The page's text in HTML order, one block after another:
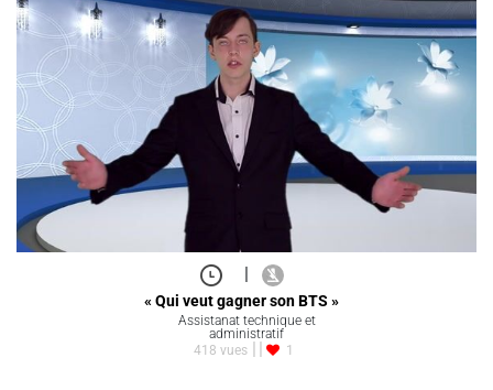
|
« Qui veut gagner son BTS »
Assistanat technique et
administratif
418 vues
1